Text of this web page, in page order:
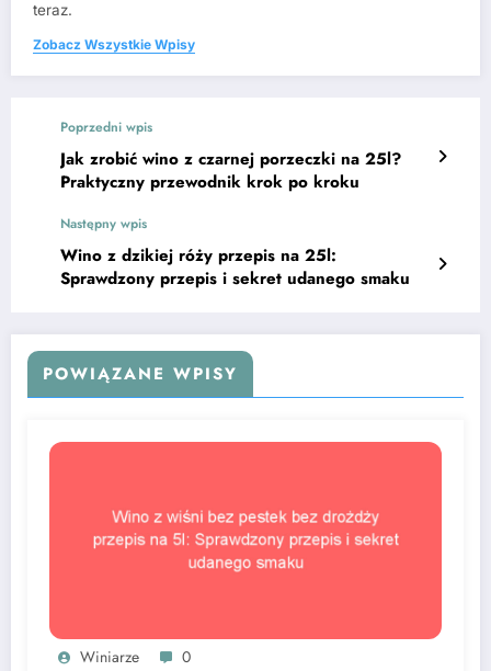
teraz.
Zobacz Wszystkie Wpisy
Poprzedni wpis
Jak zrobić wino z czarnej porzeczki na 25l?
Praktyczny przewodnik krok po kroku
Następny wpis
Wino z dzikiej róży przepis na 25l:
Sprawdzony przepis i sekret udanego smaku
POWIĄZANE WPISY
Winiarze 0